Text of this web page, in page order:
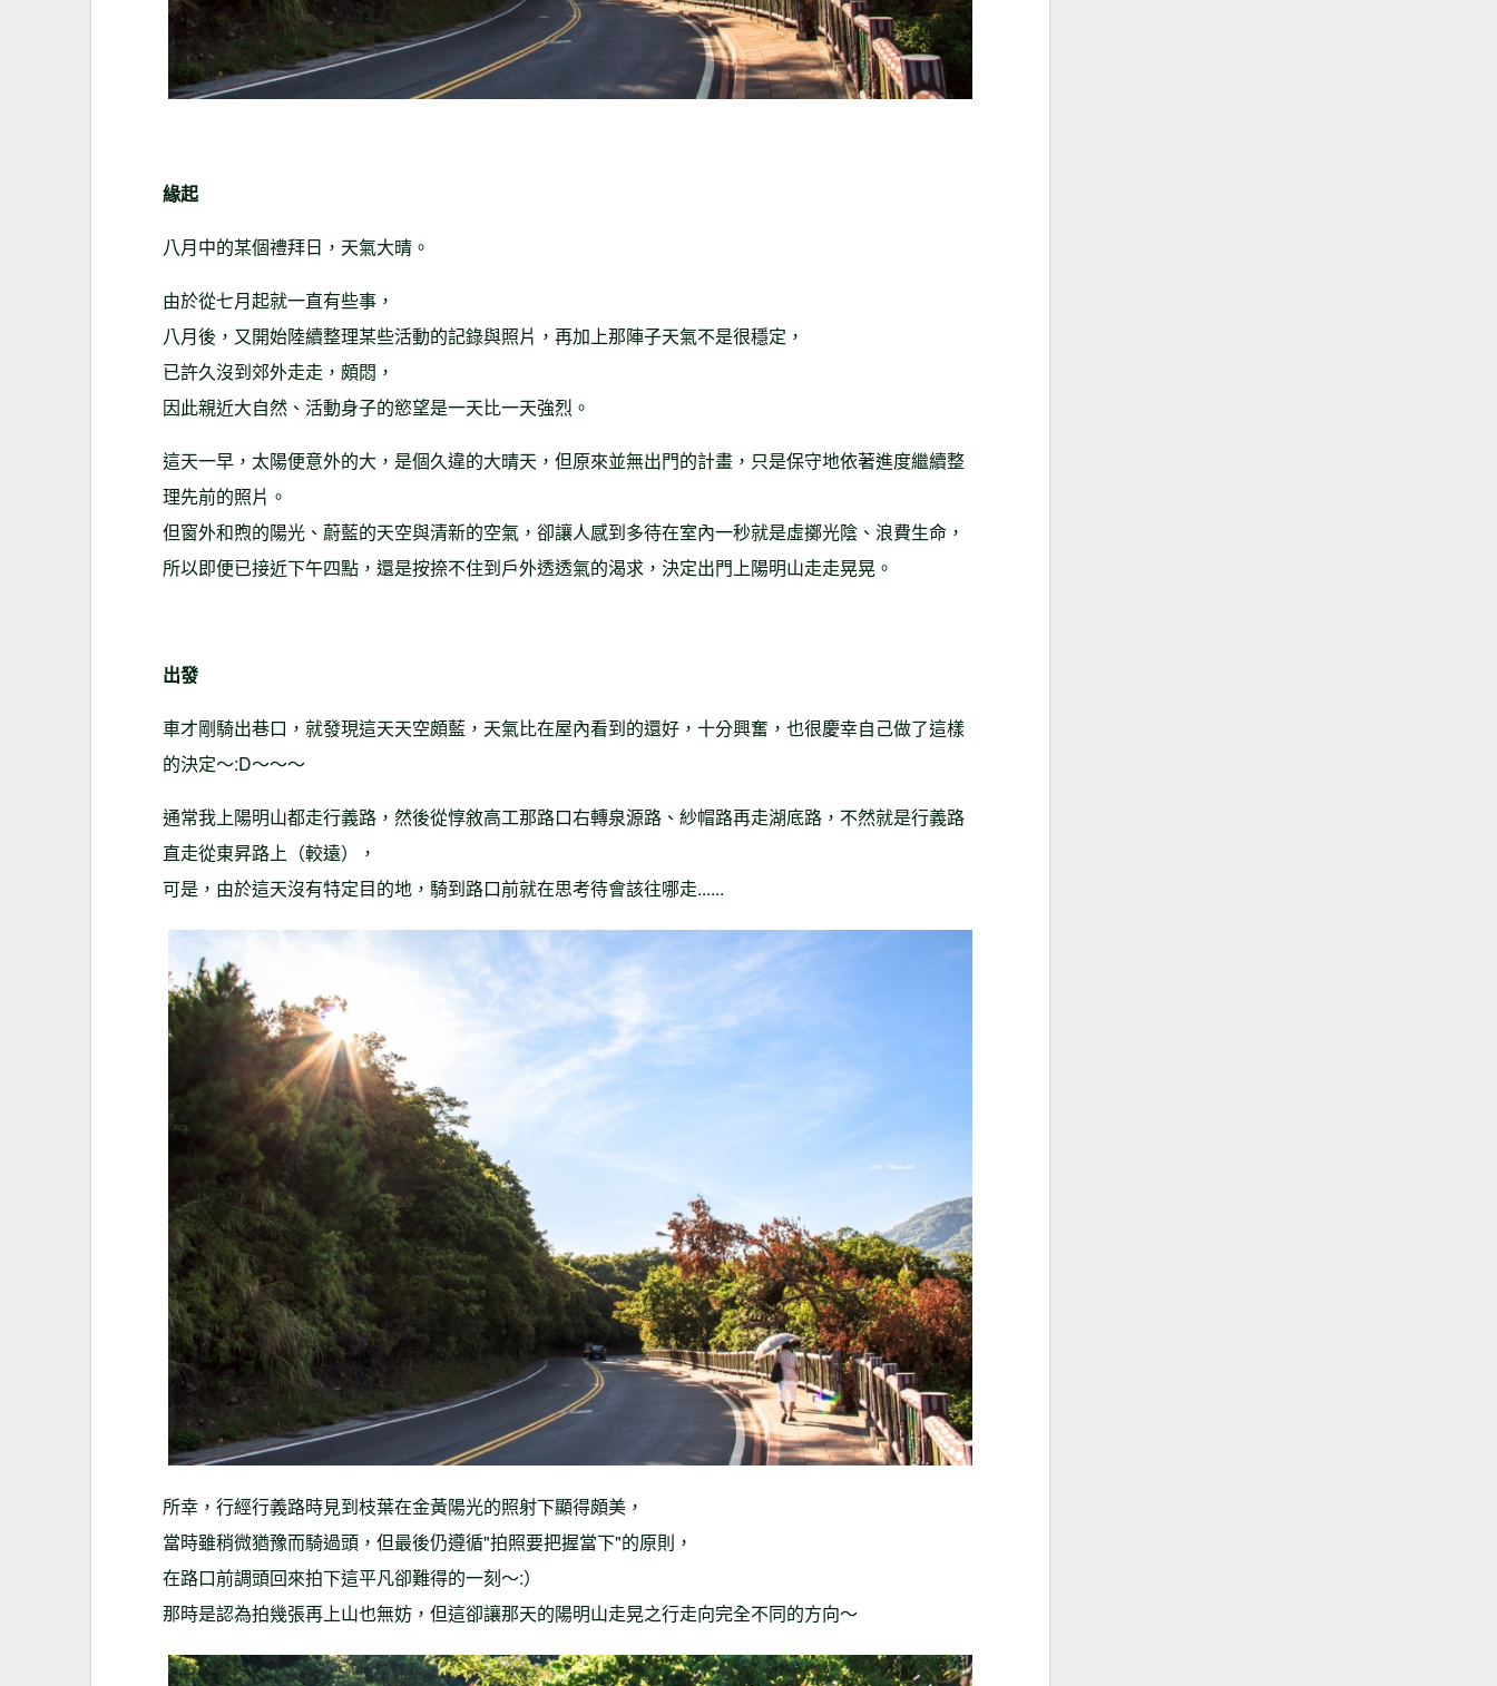
緣起
八月中的某個禮拜日，天氣大晴。
由於從七月起就一直有些事，
八月後，又開始陸續整理某些活動的記錄與照片，再加上那陣子天氣不是很穩定，
已許久沒到郊外走走，頗悶，
因此親近大自然、活動身子的慾望是一天比一天強烈。
這天一早，太陽便意外的大，是個久違的大晴天，但原來並無出門的計畫，只是保守地依著進度繼續整
理先前的照片。
但窗外和煦的陽光、蔚藍的天空與清新的空氣，卻讓人感到多待在室內一秒就是虛擲光陰、浪費生命，
所以即便已接近下午四點，還是按捺不住到戶外透透氣的渴求，決定出門上陽明山走走晃晃。
出發
車才剛騎出巷口，就發現這天天空頗藍，天氣比在屋內看到的還好，十分興奮，也很慶幸自己做了這樣
的決定～:D～～～
通常我上陽明山都走行義路，然後從惇敘高工那路口右轉泉源路、紗帽路再走湖底路，不然就是行義路
直走從東昇路上（較遠），
可是，由於這天沒有特定目的地，騎到路口前就在思考待會該往哪走......
所幸，行經行義路時見到枝葉在金黃陽光的照射下顯得頗美，
當時雖稍微猶豫而騎過頭，但最後仍遵循"拍照要把握當下"的原則，
在路口前調頭回來拍下這平凡卻難得的一刻～:）
那時是認為拍幾張再上山也無妨，但這卻讓那天的陽明山走晃之行走向完全不同的方向～